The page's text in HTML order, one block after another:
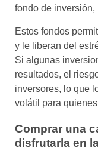
fondo de
Estos fondos
y le liberan del
Si algunas
resultados, el
inversores, lo que
volátil para
Comprar una
disfrutarla en